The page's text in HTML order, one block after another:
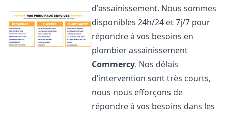
d'assainissement. Nous sommes
disponibles 24h/24 et 7j/7 pour
répondre à vos besoins en
plombier assainissement
Commercy. Nos délais
d'intervention sont très courts,
nous nous efforçons de
répondre à vos besoins dans les